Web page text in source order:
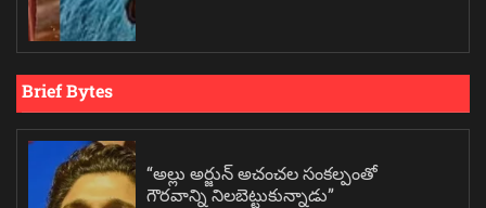
Brief Bytes
“అల్లు అర్జున్ అచంచల సంకల్పంతో
గౌరవాన్ని నిలబెట్టుకున్నాడు”